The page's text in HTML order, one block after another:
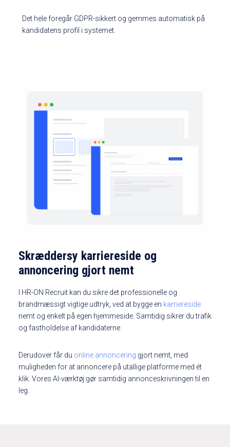
Det hele foregår GDPR-sikkert og gemmes automatisk på
kandidatens profil i systemet.
Skræddersy karriereside og
annoncering gjort nemt
I HR-ON Recruit kan du sikre det professionelle og
brandmæssigt vigtige udtryk, ved at bygge en karriereside
nemt og enkelt på egen hjemmeside. Samtidig sikrer du trafik
og fastholdelse af kandidaterne.
Derudover får du online annoncering gjort nemt, med
muligheden for at annoncere på utallige platforme med ét
klik. Vores AI-værktøj gør samtidig annonceskrivningen til en
leg.